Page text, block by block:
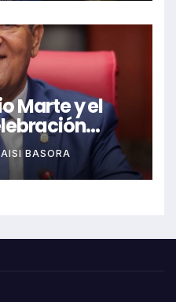
Marte y el
BASORA